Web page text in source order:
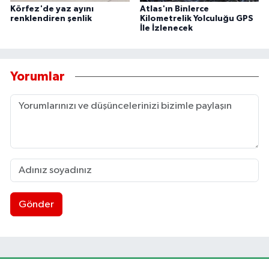
Körfez'de yaz ayını
renklendiren şenlik
Atlas'ın Binlerce
Kilometrelik Yolculuğu GPS
İle İzlenecek
Yorumlar
Gönder